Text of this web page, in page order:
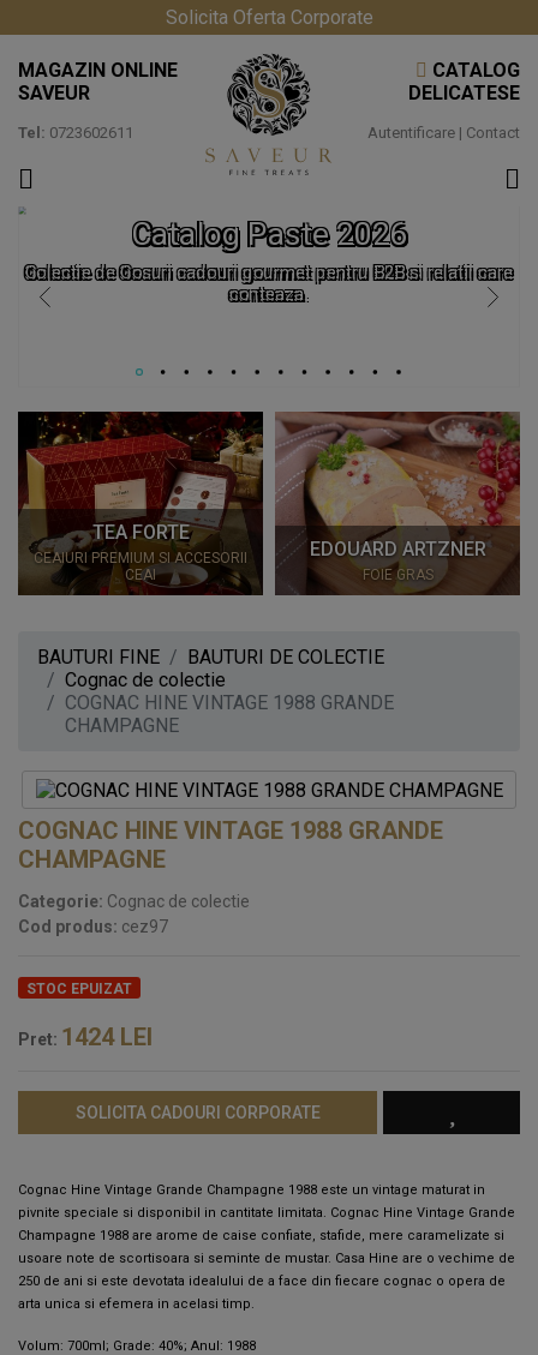
Solicita Oferta Corporate
MAGAZIN ONLINE
SAVEUR
Tel: 0723602611
CATALOG
DELICATESE
Autentificare | Contact
Catalog Paste 2026
Colectie de Cosuri cadouri gourmet pentru B2B si relatii care
conteaza.
TEA FORTE
CEAIURI PREMIUM SI ACCESORII
CEAI
EDOUARD ARTZNER
FOIE GRAS
BAUTURI FINE
BAUTURI DE COLECTIE
Cognac de colectie
COGNAC HINE VINTAGE 1988 GRANDE
CHAMPAGNE
COGNAC HINE VINTAGE 1988 GRANDE
CHAMPAGNE
Categorie: Cognac de colectie
Cod produs: cez97
STOC EPUIZAT
Pret: 1424LEI
SOLICITA CADOURI CORPORATE
Cognac Hine Vintage Grande Champagne 1988 este un vintage maturat in
pivnite speciale si disponibil in cantitate limitata. Cognac Hine Vintage Grande
Champagne 1988 are arome de caise confiate, stafide, mere caramelizate si
usoare note de scortisoara si seminte de mustar. Casa Hine are o vechime de
250 de ani si este devotata idealului de a face din fiecare cognac o opera de
arta unica si efemera in acelasi timp.
Volum: 700ml; Grade: 40%; Anul: 1988